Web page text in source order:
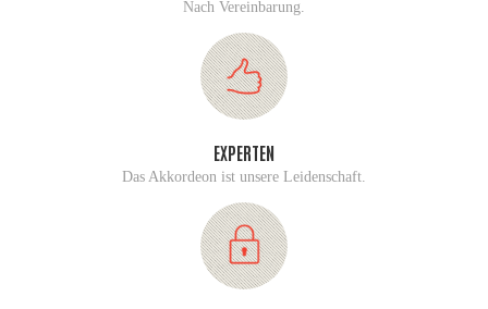
Nach Vereinbarung.
EXPERTEN
Das Akkordeon ist unsere Leidenschaft.